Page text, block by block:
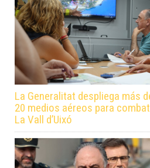
La Generalitat despliega más
20 medios aéreos para
La Vall d’Uixó